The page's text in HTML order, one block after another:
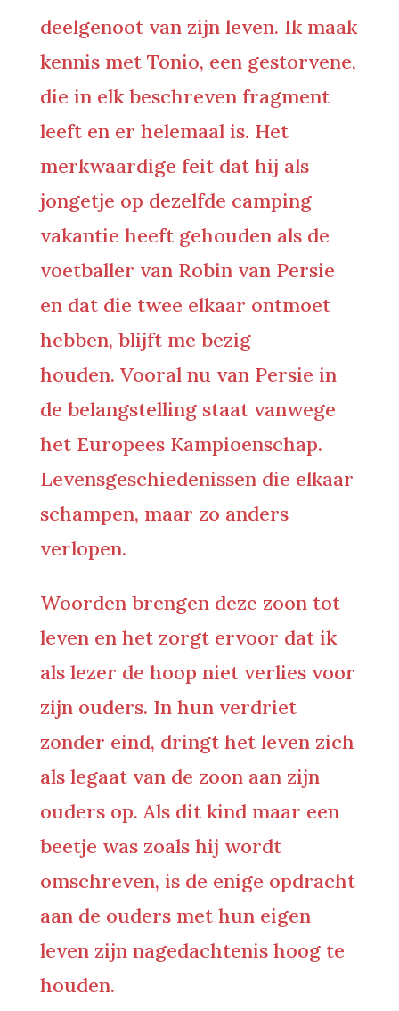
deelgenoot van zijn leven. Ik maak
kennis met Tonio, een gestorvene,
die in elk beschreven fragment
leeft en er helemaal is. Het
merkwaardige feit dat hij als
jongetje op dezelfde camping
vakantie heeft gehouden als de
voetballer van Robin van Persie
en dat die twee elkaar ontmoet
hebben, blijft me bezig
houden. Vooral nu van Persie in
de belangstelling staat vanwege
het Europees Kampioenschap.
Levensgeschiedenissen die elkaar
schampen, maar zo anders
verlopen.
Woorden brengen deze zoon tot
leven en het zorgt ervoor dat ik
als lezer de hoop niet verlies voor
zijn ouders. In hun verdriet
zonder eind, dringt het leven zich
als legaat van de zoon aan zijn
ouders op. Als dit kind maar een
beetje was zoals hij wordt
omschreven, is de enige opdracht
aan de ouders met hun eigen
leven zijn nagedachtenis hoog te
houden.